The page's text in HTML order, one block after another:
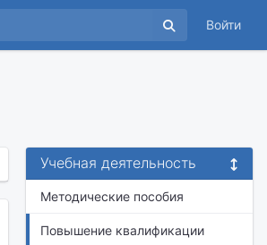
Войти
Учебная деятельность
Методические пособия
Повышение квалификации